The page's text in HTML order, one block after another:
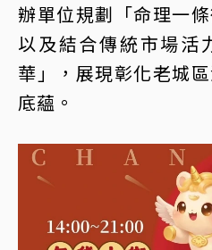
辦單位規劃「命理一
以及結合傳統市場活
華」，展現彰化老城
底蘊。